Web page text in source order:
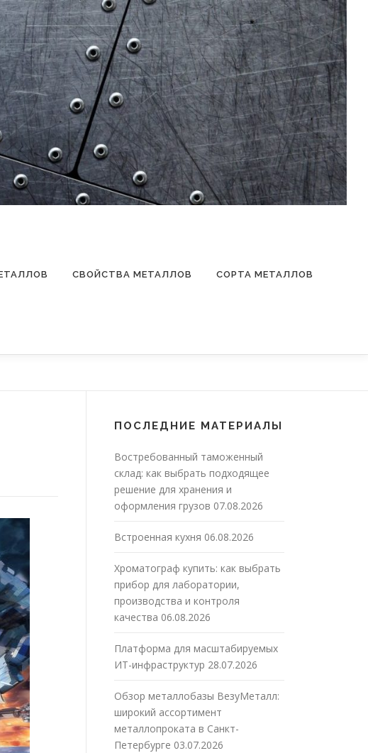
СВОЙСТВА МЕТАЛЛОВ СОРТА МЕТАЛЛОВ
ПОСЛЕДНИЕ МАТЕРИАЛЫ
Востребованный таможенный
склад: как выбрать подходящее
решение для хранения и
оформления грузов 07.08.2026
Встроенная кухня 06.08.2026
Хроматограф купить: как выбрать
прибор для лаборатории,
производства и контроля
качества 06.08.2026
Платформа для масштабируемых
ИТ-инфраструктур 28.07.2026
Обзор металлобазы ВезуМеталл:
широкий ассортимент
металлопроката в Санкт-
Петербурге 03.07.2026